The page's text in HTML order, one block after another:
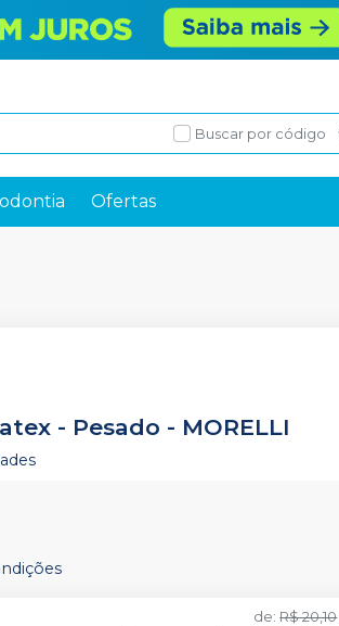
Buscar por código
Ofertas
- Pesado - MORELLI
de: R$ 20,10